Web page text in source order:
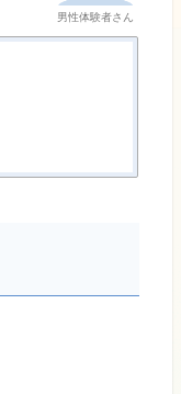
男性体験者さん